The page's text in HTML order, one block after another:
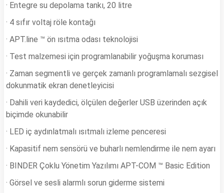
· Entegre su depolama tankı, 20 litre
· 4 sıfır voltaj röle kontağı
· APT.line ™ ön ısıtma odası teknolojisi
· Test malzemesi için programlanabilir yoğuşma koruması
· Zaman segmentli ve gerçek zamanlı programlamalı sezgisel
dokunmatik ekran denetleyicisi
· Dahili veri kaydedici, ölçülen değerler USB üzerinden açık
biçimde okunabilir
· LED iç aydınlatmalı ısıtmalı izleme penceresi
· Kapasitif nem sensörü ve buharlı nemlendirme ile nem ayarı
· BINDER Çoklu Yönetim Yazılımı APT-COM ™ Basic Edition
· Görsel ve sesli alarmlı sorun giderme sistemi